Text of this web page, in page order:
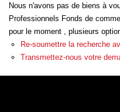
Espace
Nous n'avons pas de biens à
Professionnels Fonds de
pour le moment , plusieurs
Re-soumettre la recherche
Transmettez-nous votre